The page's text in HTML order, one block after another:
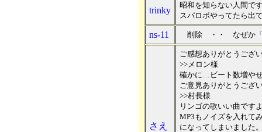
trinky
昭和を知らない人間で
スパロボやってたら出
ns-11 削除 ・・ なぜか「
さえ
ご感想ありがとうござ
>>メロン様
確かに…ビート数増や
ご意見ありがとうござ
>>村長様
リンゴの歌いい曲です
MP3もノイズを入れて
になってしまいました